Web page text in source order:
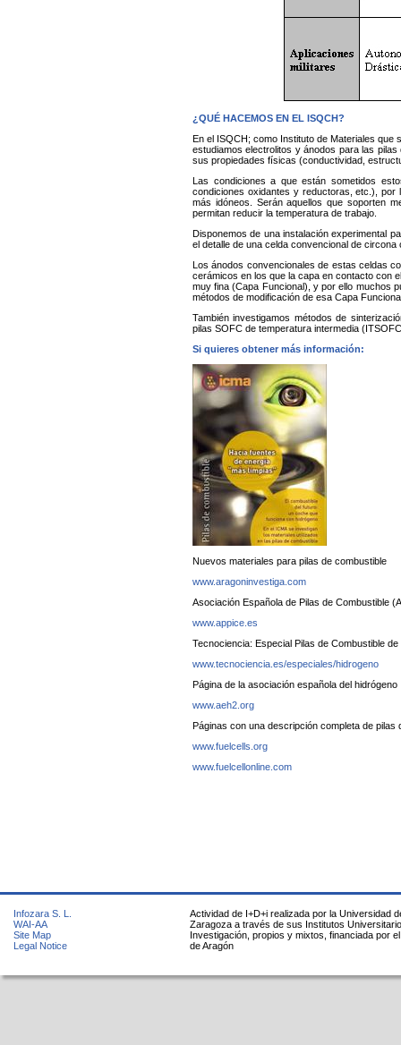
¿QUÉ HACEMOS EN EL ISQCH?
En el ISQCH; como Instituto de Materiales
estudiamos electrolitos y ánodos para las
sus propiedades físicas (conductividad,
Las condiciones a que están sometidos
condiciones oxidantes y reductoras, etc.),
más idóneos. Serán aquellos que soporten
permitan reducir la temperatura de trabajo.
Disponemos de una instalación experimental
el detalle de una celda convencional de
Los ánodos convencionales de estas celdas
cerámicos en los que la capa en contacto con
muy fina (Capa Funcional), y por ello muchos
métodos de modificación de esa Capa
También investigamos métodos de
pilas SOFC de temperatura intermedia
Si quieres obtener más información:
Nuevos materiales para pilas de combustible
www.aragoninvestiga.com
Asociación Española de Pilas de Combustible
www.appice.es
Tecnociencia: Especial Pilas de Combustible de
www.tecnociencia.es/especiales/hidrogeno
Página de la asociación española del hidrógeno
www.aeh2.org
Páginas con una descripción completa de pilas
www.fuelcells.org
www.fuelcellonline.com
Infozara S. L.
WAI-AA
Site Map
Legal Notice
Actividad de I+D+i realizada por la Universidad
Zaragoza a través de sus Institutos
Investigación, propios y mixtos, financiada por
de Aragón